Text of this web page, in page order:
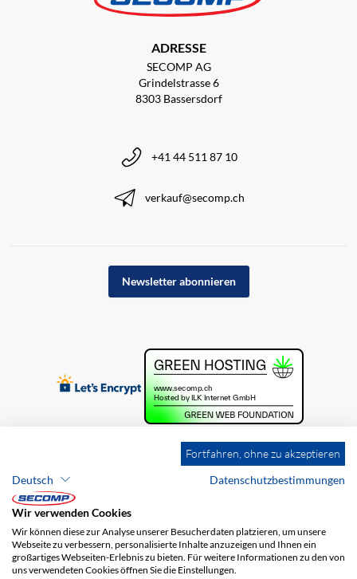
ADRESSE
SECOMP AG
Grindelstrasse 6
8303 Bassersdorf
+41 44 511 87 10
verkauf@secomp.ch
Newsletter abonnieren
Brands Impressum AGB
Fortfahren, ohne zu akzeptieren
Deutsch
Datenschutzbestimmungen
Wir verwenden Cookies
Wir können diese zur Analyse unserer Besucherdaten platzieren, um unsere
Webseite zu verbessern, personalisierte Inhalte anzuzeigen und Ihnen ein
großartiges Webseiten-Erlebnis zu bieten. Für weitere Informationen zu den von
uns verwendeten Cookies öffnen Sie die Einstellungen.